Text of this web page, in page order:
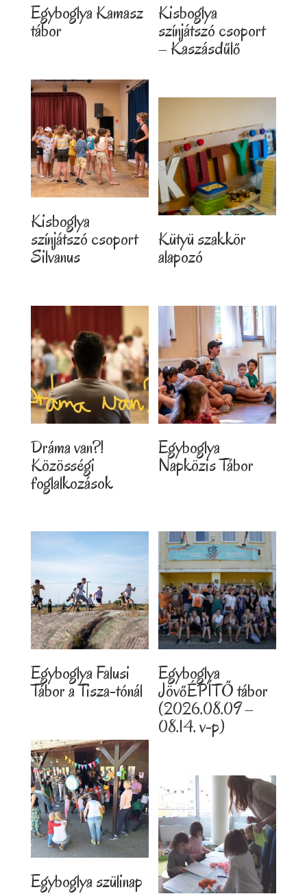
Egyboglya Kamasz
tábor
Kisboglya
színjátszó csoport
– Kaszásdűlő
Kisboglya
színjátszó csoport
Silvanus
Kütyü szakkör
alapozó
Dráma van?!
Közösségi
foglalkozások
Egyboglya
Napközis Tábor
Egyboglya Falusi
Tábor a Tisza-tónál
Egyboglya
JövőÉPÍTŐ tábor
(2026.08.09 –
08.14. v-p)
Egyboglya szülinap